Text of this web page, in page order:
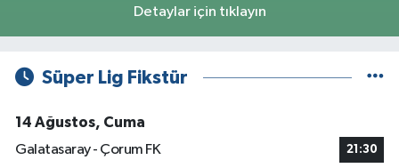
Detaylar için tıklayın
Süper Lig Fikstür
14 Ağustos, Cuma
Galatasaray - Çorum FK
21:30